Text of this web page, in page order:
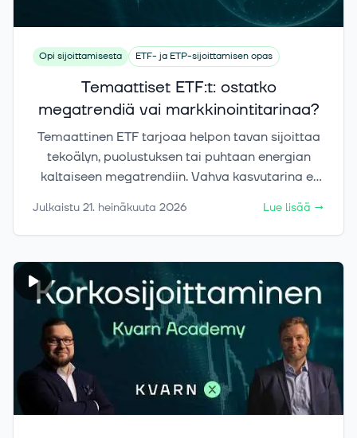
Opi sijoittamisesta ETF- ja ETP-sijoittamisen opas
Temaattiset ETF:t: ostatko
megatrendiä vai markkinointitarinaa?
Temaattinen ETF tarjoaa helpon tavan sijoittaa
tekoälyn, puolustuksen tai puhtaan energian
kaltaiseen megatrendiin. Vahva kasvutarina ei
sijoitusta. Tässä artikkelissa selvitämme, mitä
teemarahastoista kertova data osoittaa ja
paikkaa omassa salkussasi.
Julkaistu 21. heinäkuuta 2026 Lue lisää →